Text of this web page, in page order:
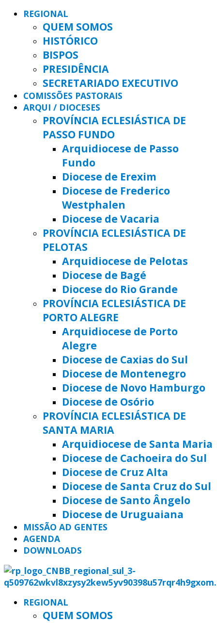
REGIONAL
QUEM SOMOS
HISTÓRICO
BISPOS
PRESIDÊNCIA
SECRETARIADO EXECUTIVO
COMISSÕES PASTORAIS
ARQUI / DIOCESES
PROVÍNCIA ECLESIÁSTICA DE
PASSO FUNDO
Arquidiocese de Passo
Fundo
Diocese de Erexim
Diocese de Frederico
Westphalen
Diocese de Vacaria
PROVÍNCIA ECLESIÁSTICA DE
PELOTAS
Arquidiocese de Pelotas
Diocese de Bagé
Diocese do Rio Grande
PROVÍNCIA ECLESIÁSTICA DE
PORTO ALEGRE
Arquidiocese de Porto
Alegre
Diocese de Caxias do Sul
Diocese de Montenegro
Diocese de Novo Hamburgo
Diocese de Osório
PROVÍNCIA ECLESIÁSTICA DE
SANTA MARIA
Arquidiocese de Santa Maria
Diocese de Cachoeira do Sul
Diocese de Cruz Alta
Diocese de Santa Cruz do Sul
Diocese de Santo Ângelo
Diocese de Uruguaiana
MISSÃO AD GENTES
AGENDA
DOWNLOADS
REGIONAL
QUEM SOMOS